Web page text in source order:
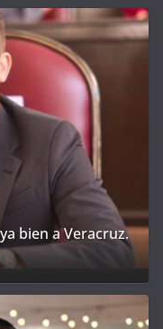
bien a Veracruz.